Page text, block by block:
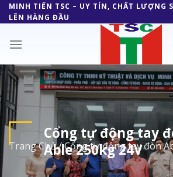
Skip
to
MINH TIẾN TSC – UY TÍN, CHẤT LƯỢNG
LÊN HÀNG ĐẦU
Cổng tự động tay
Able 250kg 24V
Trang Chủ/Cổng tự động tay đòn